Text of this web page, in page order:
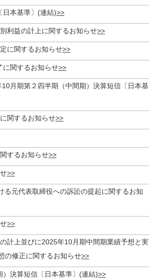
日本基準〕(連結)
利益の計上に関するお知らせ
に関するお知らせ
に関するお知らせ
10月期第２四半期（中間期）決算短信〔日本基
関するお知らせ
するお知らせ
る元代表取締役への訴訟の提起に関するお知
計上並びに2025年10月期中間期業績予想と実
の修正に関するお知らせ
決算短信〔日本基準〕(連結)